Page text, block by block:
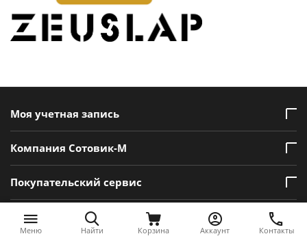
Моя учетная запись
Компания Сотовик-М
Покупательский сервис
Контакты
Меню Найти Корзина Аккаунт Контакты